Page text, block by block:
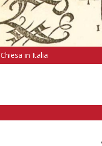
Chiesa in Italia